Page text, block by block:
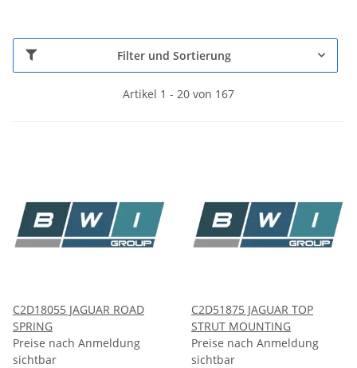
Filter und Sortierung
Artikel 1 - 20 von 167
C2D18055 JAGUAR ROAD
SPRING
Preise nach Anmeldung
sichtbar
C2D51875 JAGUAR TOP
STRUT MOUNTING
Preise nach Anmeldung
sichtbar